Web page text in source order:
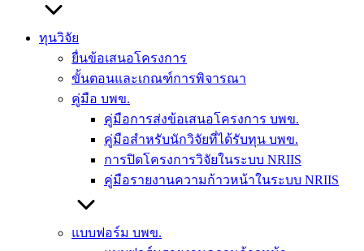
ทุนวิจัย
ยื่นข้อเสนอโครงการ
ขั้นตอนและเกณฑ์การพิจารณา
คู่มือ บพข.
คู่มือการส่งข้อเสนอโครงการ บพข.
คู่มือสำหรับนักวิจัยที่ได้รับทุน บพข.
การปิดโครงการวิจัยในระบบ NRIIS
คู่มือรายงานความก้าวหน้าในระบบ NRIIS
แบบฟอร์ม บพข.